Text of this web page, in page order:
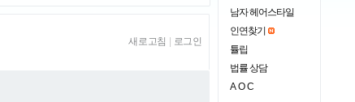
새로고침 로그인
남자 헤어스타일
인연찾기
튤립
법률 상담
AOC